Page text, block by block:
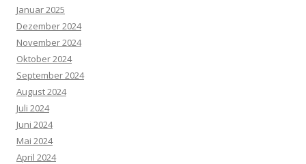
Januar 2025
Dezember 2024
November 2024
Oktober 2024
September 2024
August 2024
Juli 2024
Juni 2024
Mai 2024
April 2024